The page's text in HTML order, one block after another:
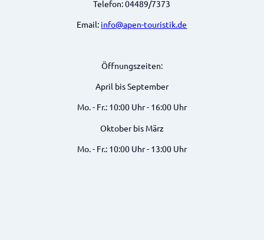
Telefon: 04489/7373
Email: info@apen-touristik.de
Öffnungszeiten:
April bis September
Mo. - Fr.: 10:00 Uhr - 16:00 Uhr
Oktober bis März
Mo. - Fr.: 10:00 Uhr - 13:00 Uhr